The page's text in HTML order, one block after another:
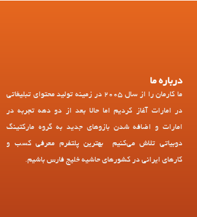
درباره ما
ما کارمان را از سال 2005 در زمینه تولید محتوای تبلیغاتی
در امارات آغاز کردیم اما حالا بعد از دو دهه تجربه در
امارات و اضافه شدن بازوهای جدید به گروه مارکتینگ
دوبیاتی تلاش می‌کنیم بهترین پلتفرم معرفی کسب و
کارهای ایرانی در کشورهای حاشیه خلیج فارس باشیم.